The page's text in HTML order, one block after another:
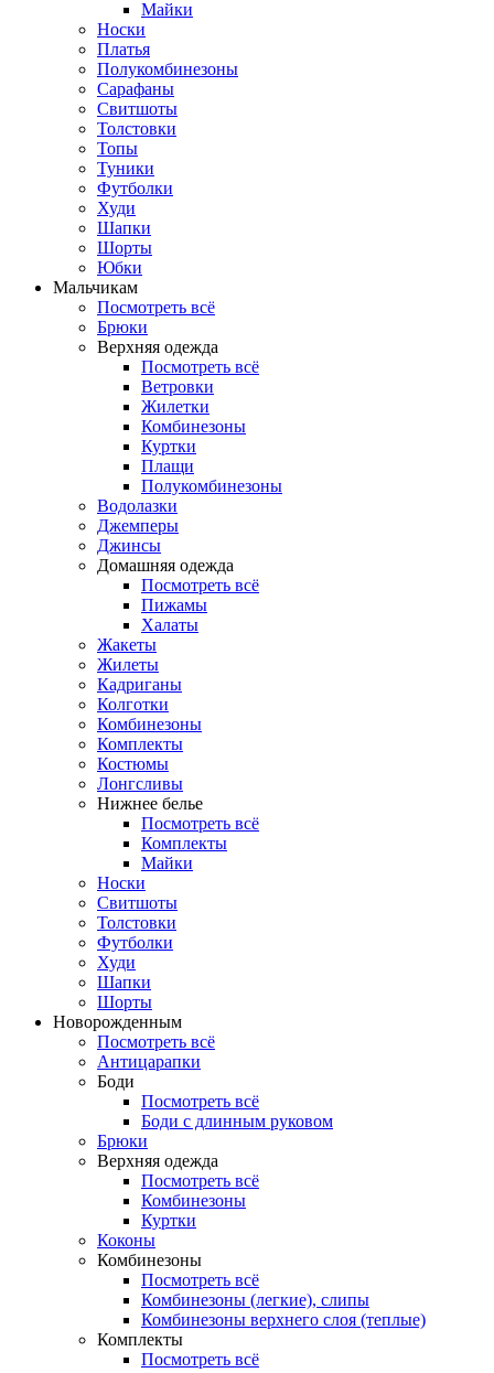
Майки
Носки
Платья
Полукомбинезоны
Сарафаны
Свитшоты
Толстовки
Топы
Туники
Футболки
Худи
Шапки
Шорты
Юбки
Мальчикам
Посмотреть всё
Брюки
Верхняя одежда
Посмотреть всё
Ветровки
Жилетки
Комбинезоны
Куртки
Плащи
Полукомбинезоны
Водолазки
Джемперы
Джинсы
Домашняя одежда
Посмотреть всё
Пижамы
Халаты
Жакеты
Жилеты
Кадриганы
Колготки
Комбинезоны
Комплекты
Костюмы
Лонгсливы
Нижнее белье
Посмотреть всё
Комплекты
Майки
Носки
Свитшоты
Толстовки
Футболки
Худи
Шапки
Шорты
Новорожденным
Посмотреть всё
Антицарапки
Боди
Посмотреть всё
Боди с длинным руковом
Брюки
Верхняя одежда
Посмотреть всё
Комбинезоны
Куртки
Коконы
Комбинезоны
Посмотреть всё
Комбинезоны (легкие), слипы
Комбинезоны верхнего слоя (теплые)
Комплекты
Посмотреть всё